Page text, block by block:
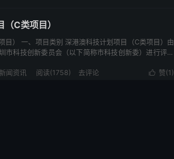
C类项目）
目） 一、项目类别 深港澳科技计划项目（C类项目）由
市科技创新委员会（以下简称市科技创新委）进行评审
 赞(1)
新闻资讯 阅读(1758) 去评论